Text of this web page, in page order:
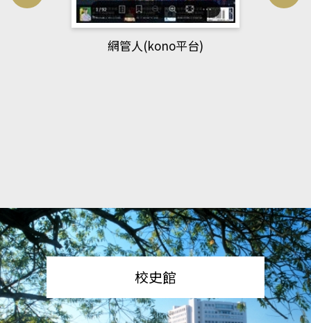
網管人(kono平台)
校史館